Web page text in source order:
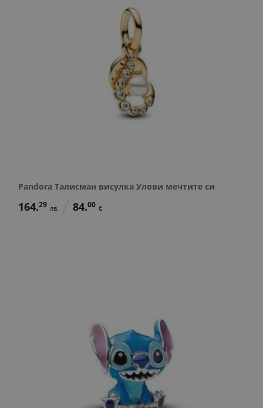
Pandora Талисман висулка Улови мечтите си
164.29 лв. 84.00 €